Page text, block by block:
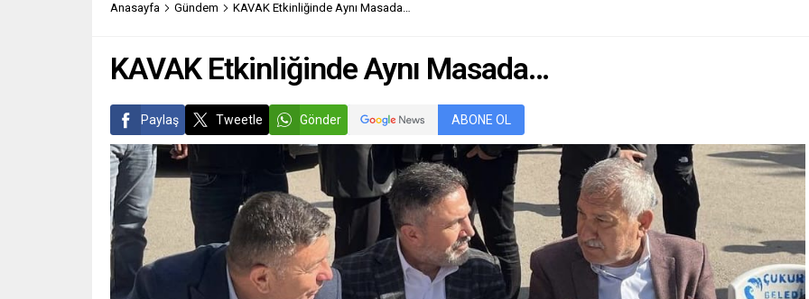
Anasayfa Gündem KAVAK Etkinliğinde Aynı Masada…
KAVAK Etkinliğinde Aynı Masada…
Paylaş Tweetle Gönder ABONE OL